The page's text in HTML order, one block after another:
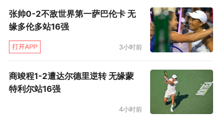
张帅0-2不敌世界第一萨巴伦卡 无
缘多伦多站16强
3小时前
商竣程1-2遭达尔德里逆转 无缘蒙
特利尔站16强
4小时前